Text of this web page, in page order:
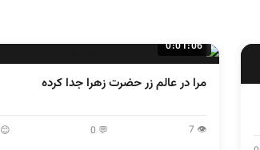
0:01:06
مرا در عالم زر حضرت زهرا جدا کرده
👁 7
💬 0
😊 0